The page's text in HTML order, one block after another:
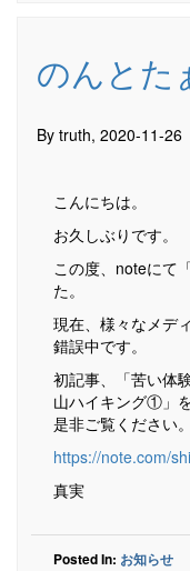
のんとた
By truth, 2020-11-26
こんにちは。
お久しぶりです。
この度、noteにて
た。
現在、様々なメデ
錯誤中です。
初記事、「苦い体
山ハイキング①」
是非ご覧ください。
https://note.com/
真実
Posted In: お知らせ